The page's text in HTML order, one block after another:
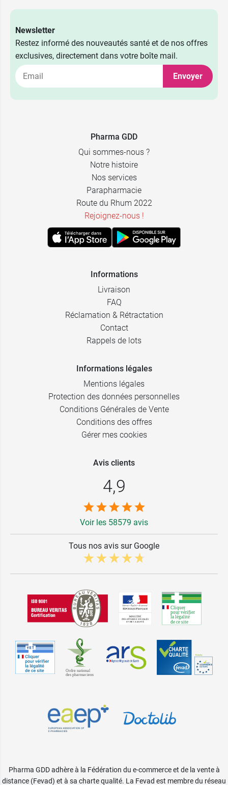
Orange 5,98 €
Rose 5,98 €
Gris
Newsletter
Restez informé des nouveautés santé et de nos offres
exclusives, directement dans votre boîte mail.
Envoyer
Pharma GDD
Qui sommes-nous ?
Notre histoire
Nos services
Parapharmacie
Route du Rhum 2022
Rejoignez-nous !
Informations
Livraison
FAQ
Réclamation & Rétractation
Contact
Rappels de lots
Informations légales
Mentions légales
Protection des données personnelles
Conditions Générales de Vente
Conditions des offres
Gérer mes cookies
Avis clients
4,9
Voir les 58579 avis
Tous nos avis sur Google
Pharma GDD adhère à la Fédération du e-commerce et de la vente à
distance (Fevad) et à sa charte qualité. La Fevad est membre du réseau